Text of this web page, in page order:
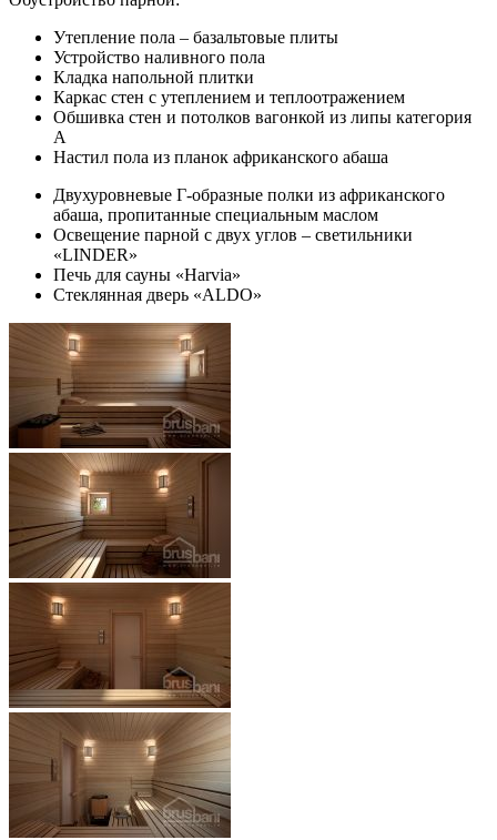
Утепление пола – базальтовые плиты
Устройство наливного пола
Кладка напольной плитки
Каркас стен с утеплением и теплоотражением
Обшивка стен и потолков вагонкой из липы категория
А
Настил пола из планок африканского абаша
Двухуровневые Г-образные полки из африканского
абаша, пропитанные специальным маслом
Освещение парной с двух углов – светильники
«LINDER»
Печь для сауны «Harvia»
Стеклянная дверь «ALDO»